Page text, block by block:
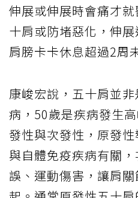
伸展或伸展時會痛才
十肩或防堵惡化，伸
肩膀卡卡休息超過2周
康峻宏說，五十肩並
病，50歲是疾病發生
發性與次發性，原發
與自體免疫疾病有關
誤、運動傷害，讓肩